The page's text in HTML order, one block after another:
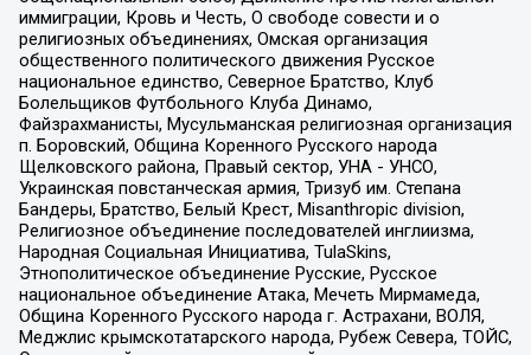
иммиграции, Кровь и Честь, О свободе совести и о
религиозных объединениях, Омская организация
общественного политического движения Русское
национальное единство, Северное Братство, Клуб
Болельщиков Футбольного Клуба Динамо,
Файзрахманисты, Мусульманская религиозная организация
п. Боровский, Община Коренного Русского народа
Щелковского района, Правый сектор, УНА - УНСО,
Украинская повстанческая армия, Тризуб им. Степана
Бандеры, Братство, Белый Крест, Misanthropic division,
Религиозное объединение последователей инглиизма,
Народная Социальная Инициатива, TulaSkins,
Этнополитическое объединение Русские, Русское
национальное объединение Атака, Мечеть Мирмамеда,
Община Коренного Русского народа г. Астрахани, ВОЛЯ,
Меджлис крымскотатарского народа, Рубеж Севера, ТОЙС,